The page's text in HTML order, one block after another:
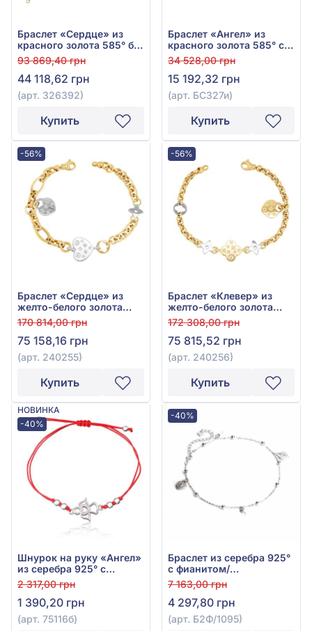
Браслет «Сердце» из
красного золота 585° без
вставки, арт. 326392
93 869,40 грн
44 118,62 грн
(арт. 326392)
Купить
Браслет «Ангел» из
красного золота 585° с
красным фианитом и
текстилем, арт. БС327и
34 528,00 грн
15 192,32 грн
(арт. БС327и)
Купить
-56%
Браслет «Сердце» из
желто-белого золота
585° без вставки, арт.
240255
170 814,00 грн
75 158,16 грн
(арт. 240255)
Купить
-56%
Браслет «Клевер» из
желто-белого золота
585° без вставки, арт.
240256
172 308,00 грн
75 815,52 грн
(арт. 240256)
Купить
НОВИНКА
-40%
Шнурок на руку «Ангел»
из серебра 925° с
красным фианитом и
текстилем, арт. 75116б
2 317,00 грн
1 390,20 грн
(арт. 75116б)
-40%
Браслет из серебра 925°
с фианитом/
куб.цирконием, арт.
Б2Ф/1095
7 163,00 грн
4 297,80 грн
(арт. Б2Ф/1095)